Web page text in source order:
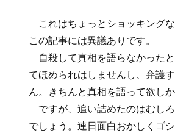
これはちょっとショッキングな
この記事には異議ありです。
自殺して真相を語らなかった
てほめられはしませんし、弁護
ん。きちんと真相を語って欲しか
ですが、追い詰めたのはむし
でしょう。連日面白おかしくゴ